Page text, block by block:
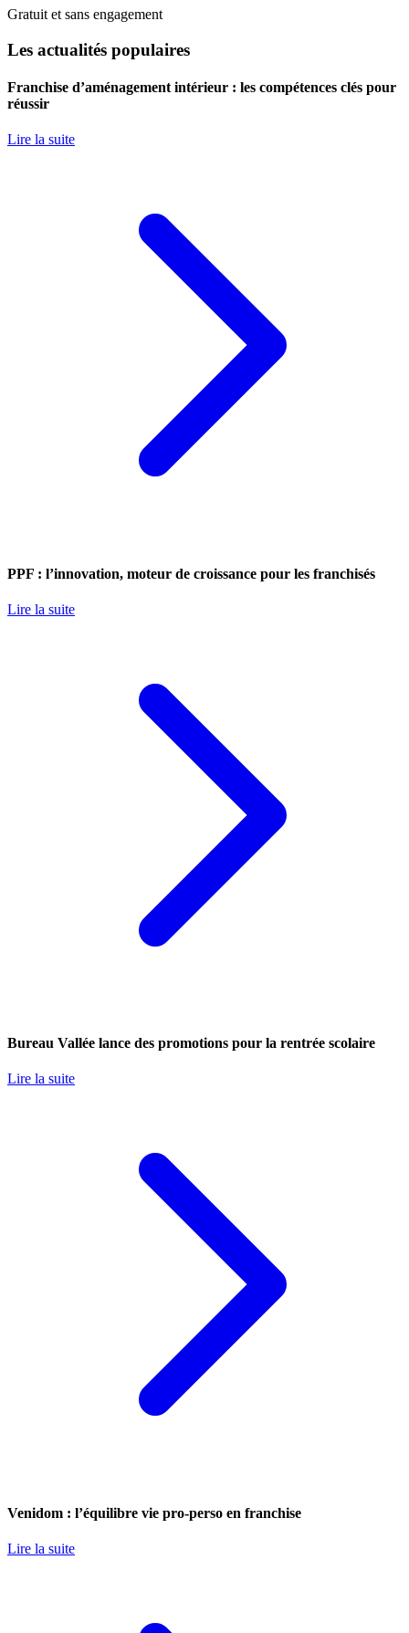
Gratuit et sans engagement
Les actualités populaires
Franchise d’aménagement intérieur : les compétences clés pour
réussir
Lire la suite
PPF : l’innovation, moteur de croissance pour les franchisés
Lire la suite
Bureau Vallée lance des promotions pour la rentrée scolaire
Lire la suite
Venidom : l’équilibre vie pro-perso en franchise
Lire la suite